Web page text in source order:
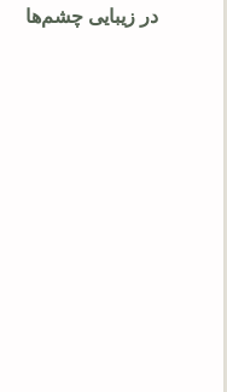
در زیبایی چشم‌ها